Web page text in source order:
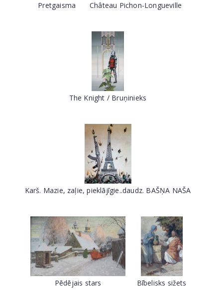
Pretgaisma Château Pichon-Longueville
The Knight / Bruņinieks
Karš. Mazie, zaļie, pieklājīgie..daudz. BAŠŅA NAŠA
Pēdējais stars Bībelisks sižets